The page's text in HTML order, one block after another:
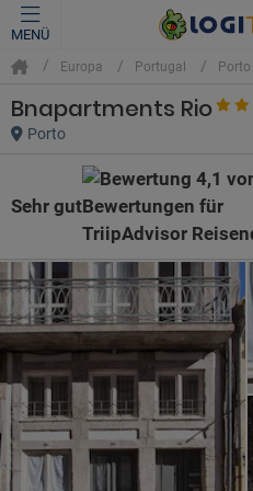
MENÜ
Europa Portugal
Bnapartments Rio
Porto
Sehr gut